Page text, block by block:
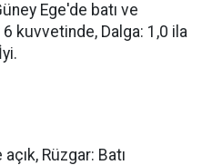
Ege'de batı ve
kuvvetinde, Dalga: 1,0 ila
Rüzgar: Batı